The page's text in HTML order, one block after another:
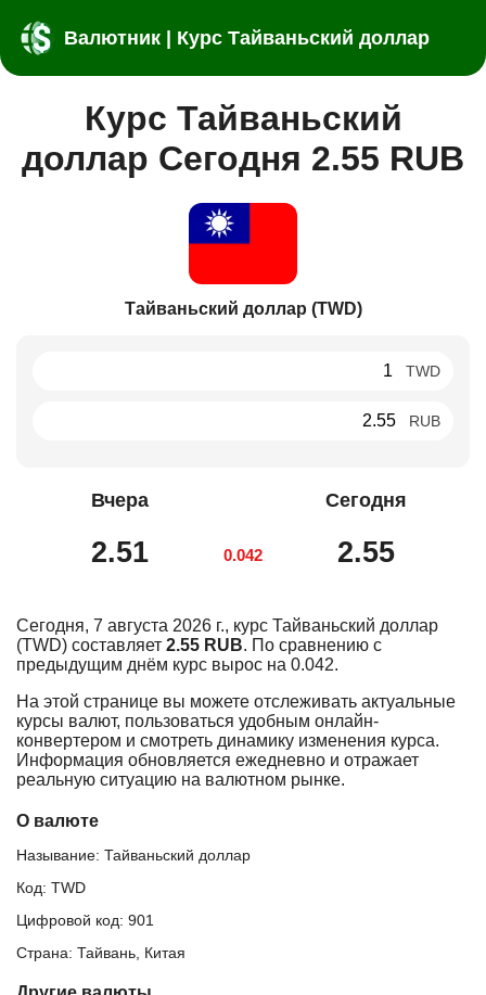
Валютник | Курс Тайваньский доллар
Курс Тайваньский
доллар Сегодня 2.55 RUB
Тайваньский доллар (TWD)
TWD
RUB
Вчера
2.51 0.042
Сегодня
2.55
Сегодня, 7 августа 2026 г., курс Тайваньский доллар
(TWD) составляет 2.55 RUB. По сравнению с
предыдущим днём курс вырос на 0.042.
На этой странице вы можете отслеживать актуальные
курсы валют, пользоваться удобным онлайн-
конвертером и смотреть динамику изменения курса.
Информация обновляется ежедневно и отражает
реальную ситуацию на валютном рынке.
О валюте
Называние: Тайваньский доллар
Код: TWD
Цифровой код: 901
Страна: Тайвань, Китая